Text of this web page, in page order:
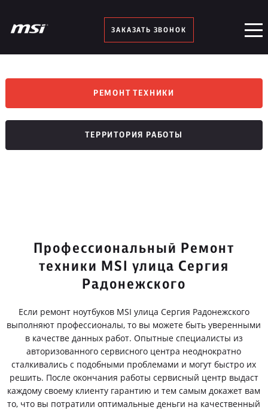
ЗАКАЗАТЬ ЗВОНОК
РЕМОНТ ТЕХНИКИ
ТЕРРИТОРИЯ РАБОТЫ
Профессиональный Ремонт
техники MSI улица Сергия
Радонежского
Если ремонт ноутбуков MSI улица Сергия Радонежского
выполняют профессионалы, то вы можете быть уверенными
в качестве данных работ. Опытные специалисты из
авторизованного сервисного центра неоднократно
сталкивались с подобными проблемами и могут быстро их
решить. После окончания работы сервисный центр выдаст
каждому своему клиенту гарантию и тем самым докажет вам
то, что вы потратили оптимальные деньги на качественный